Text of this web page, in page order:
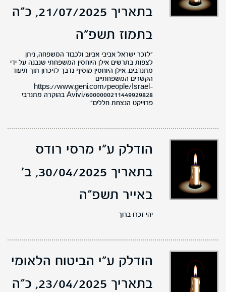
בתאריך 21/07/2025,
כ"ה
בתמוז תשפ"ה
"לזכר ישראל אביבי אביוב ולכבוד המשפחה, ניתן
לצפות בתרשים אילן היוחסין המשפחתי שנבנה על ידי
מתנדבים. אילן היוחסין מוסיף נדבך לזיכרון תוך תיעוד
הקשרים המשפחתיים
https://www.geni.com/people/Israel-
Avivi/6000000211449929828 בהוקרה מתנדבי
פרוייקט הנצחת חללים"
הודלק ע"י מרסי רודס
בתאריך 30/04/2025,
ב'
באייר תשפ"ה
יהי זכרו ברוך
הודלק ע"י הביטוח הלאומי
בתאריך 23/04/2025,
כ"ה